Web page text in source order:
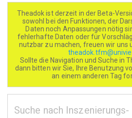
Theadok ist derzeit in der Beta-
sowohl bei den Funktionen, der
Daten noch Anpassungen nötig
fehlerhafte Daten oder für
nutzbar zu machen, freuen wir uns
Sollte die Navigation und Suche in
dann bitten wir Sie, Ihre Benutzung
an einem anderen Tag